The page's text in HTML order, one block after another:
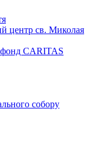
центр св. Миколая
фонд CARITAS
собору